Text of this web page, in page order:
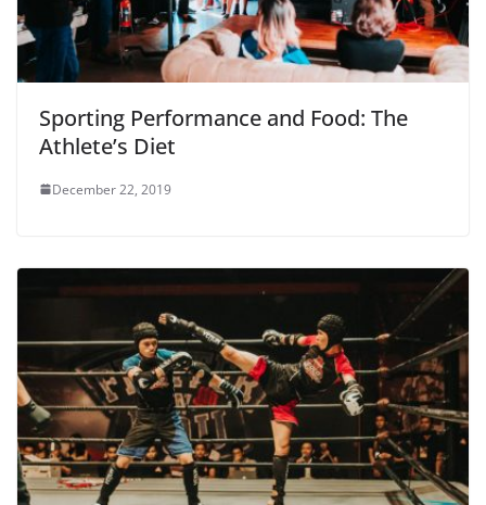
Sporting Performance and Food: The
Athlete’s Diet
December 22, 2019